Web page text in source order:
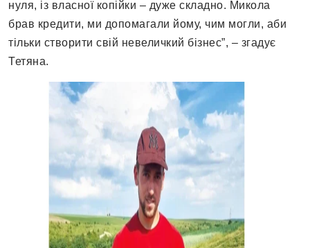
нуля, із власної копійки – дуже складно. Микола
брав кредити, ми допомагали йому, чим могли, аби
тільки створити свій невеличкий бізнес”, – згадує
Тетяна.